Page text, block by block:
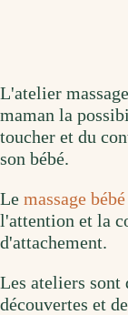
L'atelier
maman la
toucher et du
son bébé.
Le massage bébé
l'attention et la
d'attachement.
Les ateliers sont
découvertes et